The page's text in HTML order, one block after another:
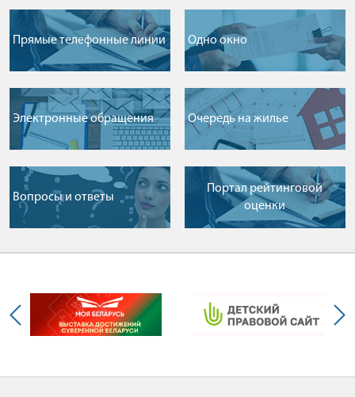
Прямые телефонные линии Одно окно
Электронные обращения Очередь на жилье
Вопросы и ответы
Портал рейтинговой
оценки